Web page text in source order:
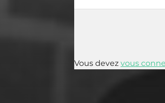
Vous devez vous